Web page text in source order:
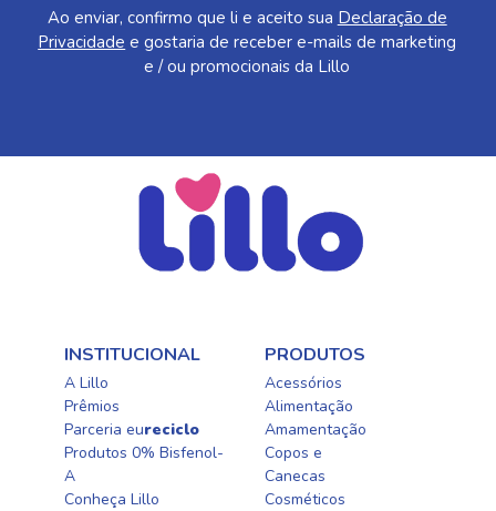
Ao enviar, confirmo que li e aceito sua Declaração de
Privacidade e gostaria de receber e-mails de marketing
e / ou promocionais da Lillo
INSTITUCIONAL
A Lillo
Prêmios
Parceria eureciclo
Produtos 0% Bisfenol-
A
Conheça Lillo
PRODUTOS
Acessórios
Alimentação
Amamentação
Copos e
Canecas
Cosméticos